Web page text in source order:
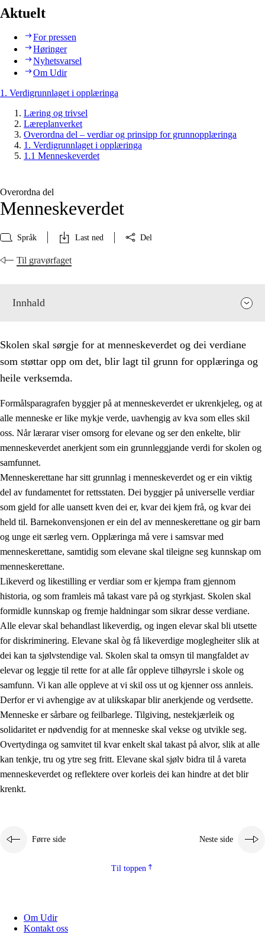
Aktuelt
For pressen
Høringer
Nyhetsvarsel
Om Udir
1. Verdigrunnlaget i opplæringa
Læring og trivsel
Læreplanverket
Overordna del – verdiar og prinsipp for grunnopplæringa
1. Verdigrunnlaget i opplæringa
1.1 Menneskeverdet
Overordna del
Menneskeverdet
Språk Last ned Del
Til gravørfaget
Innhald
1.
1.1 Menneskeverdet
1.2 Identitet og kulturelt mangfald
1.3 Kritisk tenking og etisk bevisstheit
1.4 Skaparglede, engasjement og utforskartrong
1.5 Respekt for naturen og miljøbevisstheit
1.6 Demokrati og medverknad
Skolen skal sørgje for at menneskeverdet og dei verdiane
som støttar opp om det, blir lagt til grunn for opplæringa og
heile verksemda.
Formålsparagrafen byggjer på at menneskeverdet er ukrenkjeleg, og at
alle menneske er like mykje verde, uavhengig av kva som elles skil
oss. Når lærarar viser omsorg for elevane og ser den enkelte, blir
menneskeverdet anerkjent som ein grunnleggjande verdi for skolen og
samfunnet.
Menneskerettane har sitt grunnlag i menneskeverdet og er ein viktig
del av fundamentet for rettsstaten. Dei byggjer på universelle verdiar
som gjeld for alle uansett kven dei er, kvar dei kjem frå, og kvar dei
held til. Barnekonvensjonen er ein del av menneskerettane og gir barn
og unge eit særleg vern. Opplæringa må vere i samsvar med
menneskerettane, samtidig som elevane skal tileigne seg kunnskap om
menneskerettane.
Likeverd og likestilling er verdiar som er kjempa fram gjennom
historia, og som framleis må takast vare på og styrkjast. Skolen skal
formidle kunnskap og fremje haldningar som sikrar desse verdiane.
Alle elevar skal behandlast likeverdig, og ingen elevar skal bli utsette
for diskriminering. Elevane skal òg få likeverdige moglegheiter slik at
dei kan ta sjølvstendige val. Skolen skal ta omsyn til mangfaldet av
elevar og leggje til rette for at alle får oppleve tilhøyrsle i skole og
samfunn. Vi kan alle oppleve at vi skil oss ut og kjenner oss annleis.
Derfor er vi avhengige av at ulikskapar blir anerkjende og verdsette.
Menneske er sårbare og feilbarlege. Tilgiving, nestekjærleik og
solidaritet er nødvendig for at menneske skal vekse og utvikle seg.
Overtydinga og samvitet til kvar enkelt skal takast på alvor, slik at alle
kan tenkje, tru og ytre seg fritt. Elevane skal sjølv bidra til å vareta
menneskeverdet og reflektere over korleis dei kan hindre at det blir
krenkt.
Førre side Neste side
Til toppen
Om Udir
Kontakt oss